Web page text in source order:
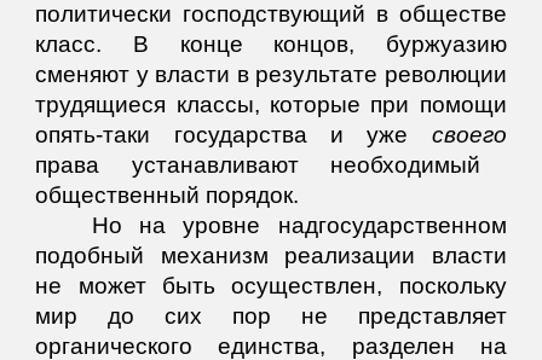
политически господствующий в обществе
класс. В конце концов, буржуазию
сменяют у власти в результате революции
трудящиеся классы, которые при помощи
опять-таки государства и уже своего
права устанавливают необходимый
общественный порядок.
Но на уровне надгосударственном
подобный механизм реализации власти
не может быть осуществлен, поскольку
мир до сих пор не представляет
органического единства, разделен на